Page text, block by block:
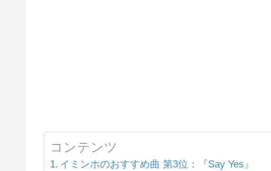
コンテンツ
イミンホのおすすめ曲 第3位：『Say Yes』